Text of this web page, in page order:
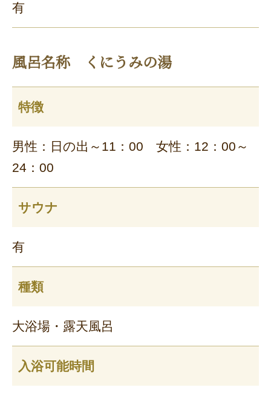
有
風呂名称 くにうみの湯
特徴
男性：日の出～11：00 女性：12：00～
24：00
サウナ
有
種類
大浴場・露天風呂
入浴可能時間